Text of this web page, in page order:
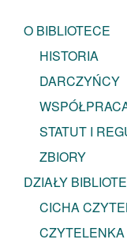
O BIBLIOTECE
HISTORIA
DARCZYŃCY
STATUT I
ZBIORY
DZIAŁY
CICHA
CZYTELENKA